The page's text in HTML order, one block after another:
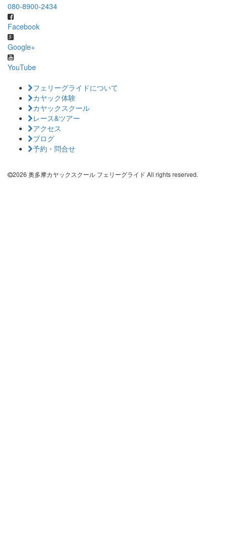
080-8900-2434
Facebook
Google+
YouTube
フェリーグライドについて
カヤック体験
カヤックスクール
レース&ツアー
アクセス
ブログ
予約・問合せ
2026 奥多摩カヤックスクール フェリーグライド All rights reserved.